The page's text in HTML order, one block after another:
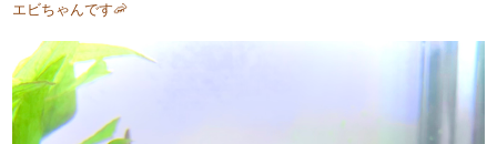
エビちゃんです🦐